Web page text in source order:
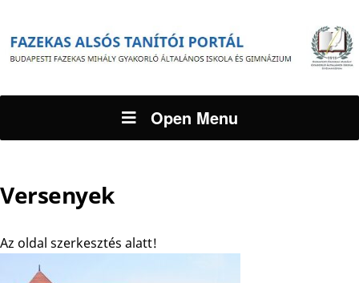
Open Menu
Versenyek
Az oldal szerkesztés alatt!